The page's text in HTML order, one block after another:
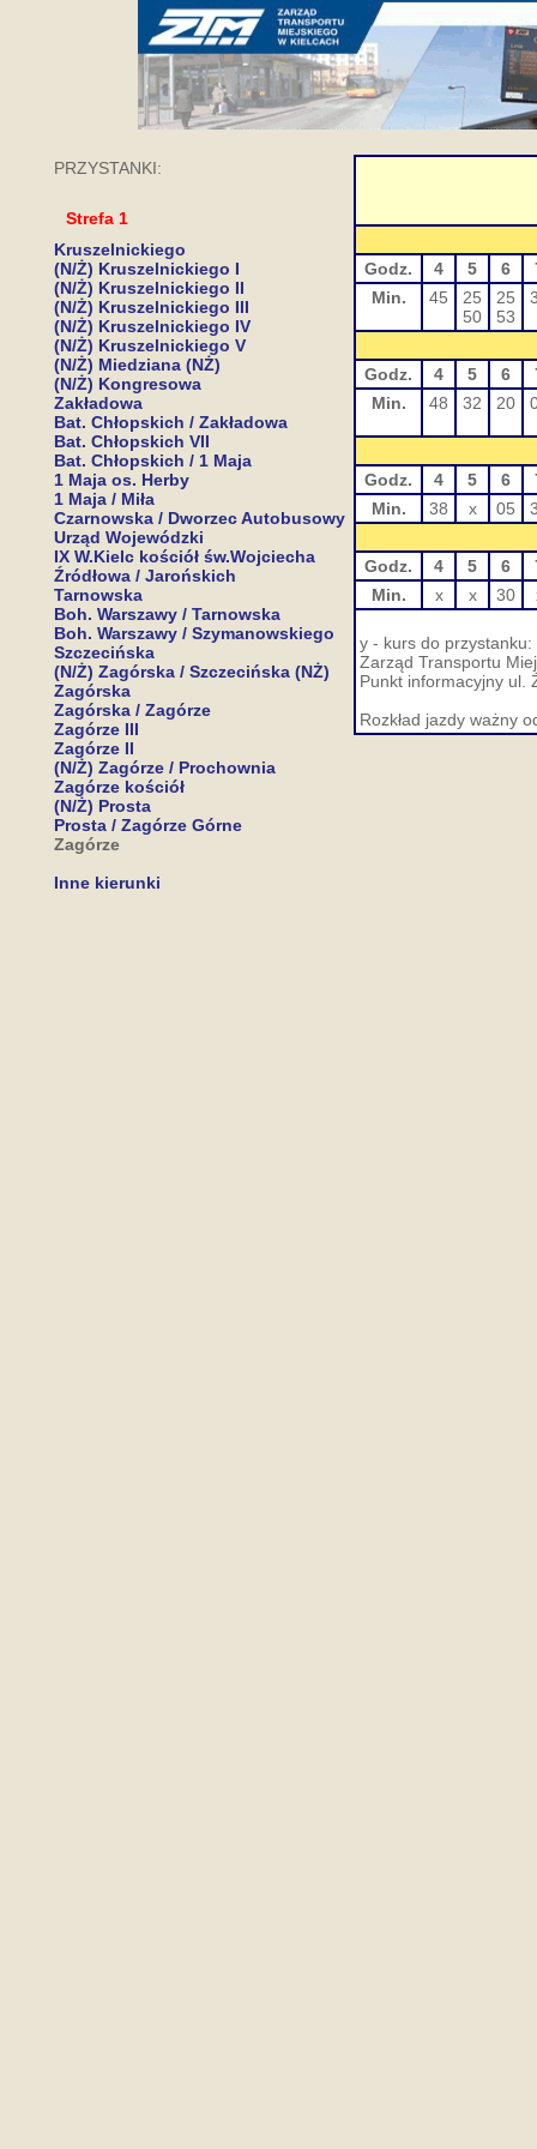
PRZYSTANKI:
Strefa 1
Kruszelnickiego
(N/Ż) Kruszelnickiego I
(N/Ż) Kruszelnickiego II
(N/Ż) Kruszelnickiego III
(N/Ż) Kruszelnickiego IV
(N/Ż) Kruszelnickiego V
(N/Ż) Miedziana (NŻ)
(N/Ż) Kongresowa
Zakładowa
Bat. Chłopskich / Zakładowa
Bat. Chłopskich VII
Bat. Chłopskich / 1 Maja
1 Maja os. Herby
1 Maja / Miła
Czarnowska / Dworzec Autobusowy
Urząd Wojewódzki
IX W.Kielc kościół św.Wojciecha
Źródłowa / Jarońskich
Tarnowska
Boh. Warszawy / Tarnowska
Boh. Warszawy / Szymanowskiego
Szczecińska
(N/Ż) Zagórska / Szczecińska (NŻ)
Zagórska
Zagórska / Zagórze
Zagórze III
Zagórze II
(N/Ż) Zagórze / Prochownia
Zagórze kościół
(N/Ż) Prosta
Prosta / Zagórze Górne
Zagórze
Inne kierunki
Godz. 4 5 6
Min.
45
25
50
25
53
Godz. 4 5 6
Min.
48 32 20
Godz. 4 5 6
Min.
38 x 05
Godz. 4 5 6
Min.
x x 30
y - kurs do przystanku:
Zarząd Transportu
Punkt informacyjny ul.
Rozkład jazdy ważny